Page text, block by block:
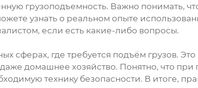
грузоподъемность. Важно понимать,
узнать о реальном опыте
если есть какие-либо вопросы.
сферах, где требуется подъём грузов.
домашнее хозяйство. Понятно, что
технику безопасности. В итоге,